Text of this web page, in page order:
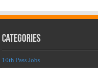
Categories
10th Pass Jobs